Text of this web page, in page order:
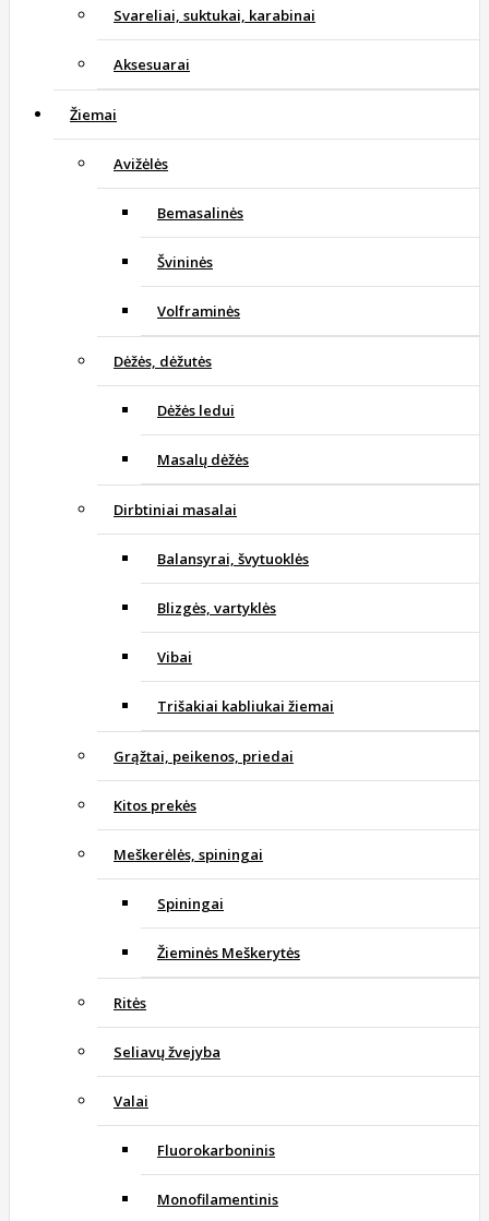
Svareliai, suktukai, karabinai
Aksesuarai
Žiemai
Avižėlės
Bemasalinės
Švininės
Volframinės
Dėžės, dėžutės
Dėžės ledui
Masalų dėžės
Dirbtiniai masalai
Balansyrai, švytuoklės
Blizgės, vartyklės
Vibai
Trišakiai kabliukai žiemai
Grąžtai, peikenos, priedai
Kitos prekės
Meškerėlės, spiningai
Spiningai
Žieminės Meškerytės
Ritės
Seliavų žvejyba
Valai
Fluorokarboninis
Monofilamentinis